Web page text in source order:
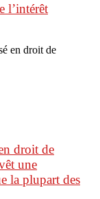
l’intérêt
en droit de
droit de
une
la plupart des